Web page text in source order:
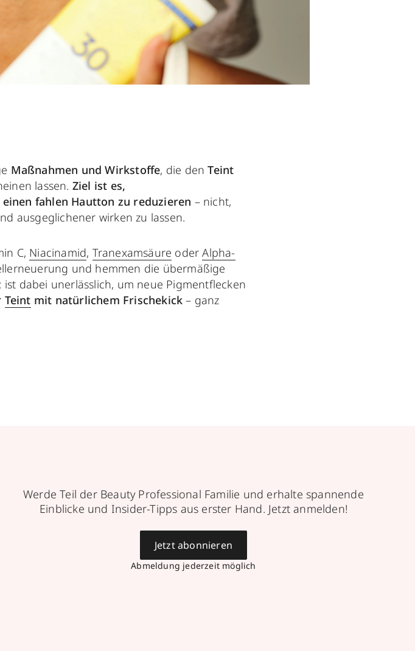
Maßnahmen und Wirkstoffe, die denTeint
lassen. Ziel ist es,
fahlen Hautton zu reduzieren – nicht,
ausgeglichener wirken zu lassen.
C, Niacinamid, Tranexamsäure oderAlpha-
und hemmen die übermäßige
ist dabei unerlässlich, um neue Pigmentflecken
Teint mit natürlichem Frischekick – ganz
Werde Teil der Beauty Professional Familie und erhalte spannende
Einblicke und Insider-Tipps aus erster Hand. Jetzt anmelden!
Abmeldung jederzeit möglich
Jetzt abonnieren